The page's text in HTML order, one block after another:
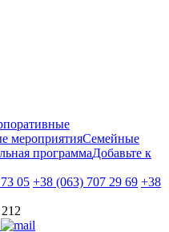
мероприятияСемейные
программаДобавьте к
05 +38 (063) 707 29 69 +38